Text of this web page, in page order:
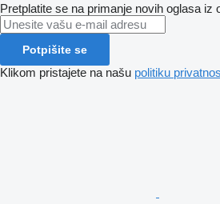
Pretplatite se na primanje novih oglasa iz
Potpišite se
Klikom pristajete na našu politiku